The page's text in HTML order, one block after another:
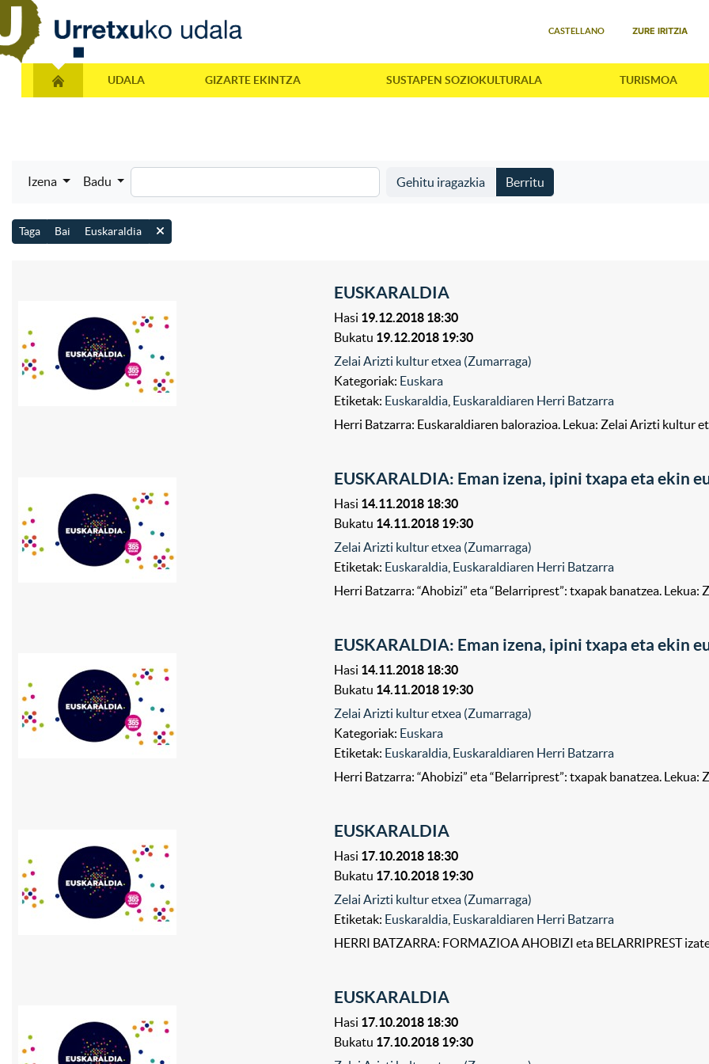
CASTELLANO ZURE IRITZIA
UDALA GIZARTE EKINTZA SUSTAPEN SOZIOKULTURALA TURISMOA
Izena Badu Gehitu iragazkia Berritu
Taga Bai Euskaraldia
EUSKARALDIA
Hasi 19.12.2018 18:30
Bukatu 19.12.2018 19:30
Zelai Arizti kultur etxea (Zumarraga)
Kategoriak: Euskara
Etiketak: Euskaraldia Euskaraldiaren Herri Batzarra
Herri Batzarra: Euskaraldiaren balorazioa. Lekua: Zelai Arizti kultur
EUSKARALDIA: Eman izena, ipini txapa eta ekin
Hasi 14.11.2018 18:30
Bukatu 14.11.2018 19:30
Zelai Arizti kultur etxea (Zumarraga)
Etiketak: Euskaraldia Euskaraldiaren Herri Batzarra
Herri Batzarra: “Ahobizi” eta “Belarriprest”: txapak banatzea.
EUSKARALDIA: Eman izena, ipini txapa eta ekin
Hasi 14.11.2018 18:30
Bukatu 14.11.2018 19:30
Zelai Arizti kultur etxea (Zumarraga)
Kategoriak: Euskara
Etiketak: Euskaraldia Euskaraldiaren Herri Batzarra
Herri Batzarra: “Ahobizi” eta “Belarriprest”: txapak banatzea.
EUSKARALDIA
Hasi 17.10.2018 18:30
Bukatu 17.10.2018 19:30
Zelai Arizti kultur etxea (Zumarraga)
Etiketak: Euskaraldia Euskaraldiaren Herri Batzarra
HERRI BATZARRA: FORMAZIOA AHOBIZI eta BELARRIPREST
EUSKARALDIA
Hasi 17.10.2018 18:30
Bukatu 17.10.2018 19:30